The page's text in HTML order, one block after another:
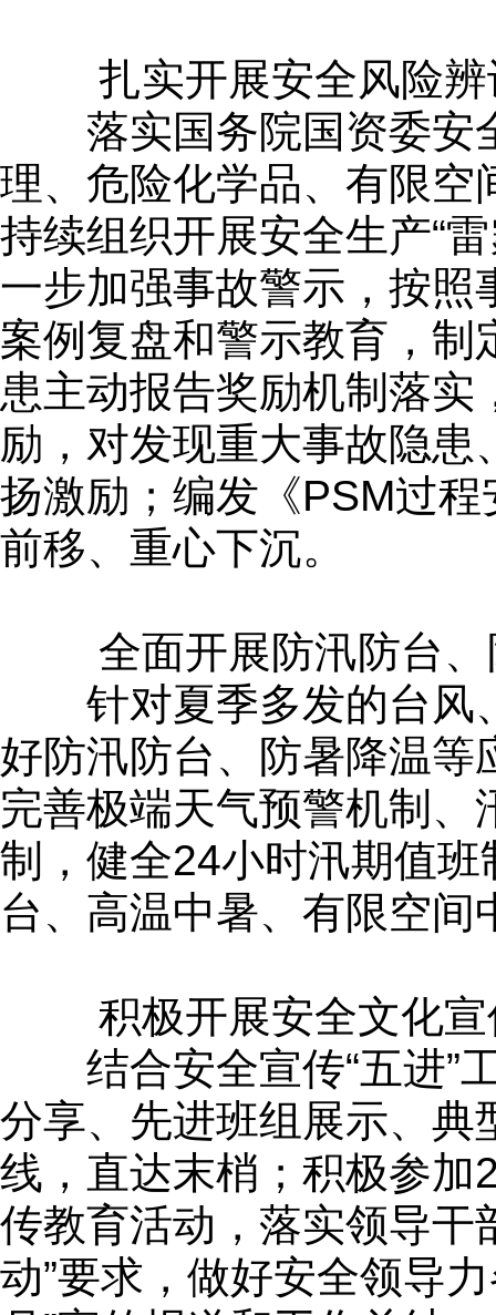
扎实开展安全风险
落实国务院国资委安全
理、危险化学品、有限空
持续组织开展安全生产“
一步加强事故警示，按照
案例复盘和警示教育，制
患主动报告奖励机制落
励，对发现重大事故隐
扬激励；编发《PSM过
前移、重心下沉。
全面开展防汛防台
针对夏季多发的台风
好防汛防台、防暑降温等
完善极端天气预警机制
制，健全24小时汛期值
台、高温中暑、有限空
积极开展安全文化
结合安全宣传“五进”
分享、先进班组展示、典
线，直达末梢；积极参加
传教育活动，落实领导干
动”要求，做好安全领导